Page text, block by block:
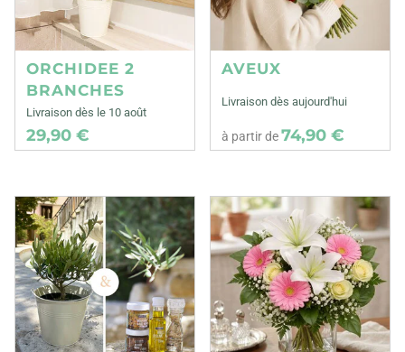
ORCHIDEE 2
BRANCHES
Livraison dès le 10 août
29,90 €
AVEUX
Livraison dès aujourd'hui
à partir de74,90 €